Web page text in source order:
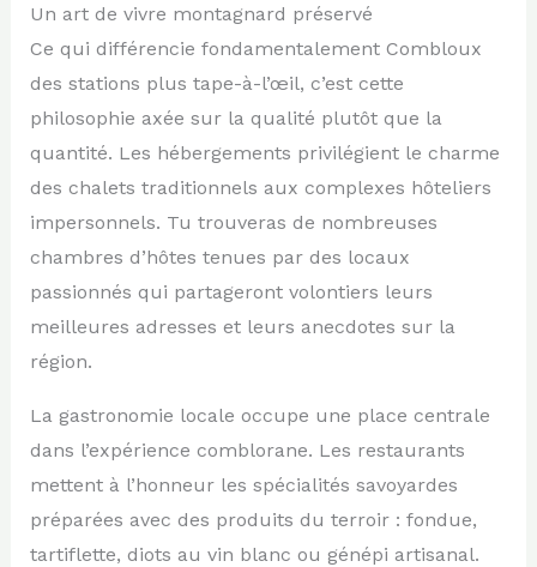
Un art de vivre montagnard préservé
Ce qui différencie fondamentalement Combloux
des stations plus tape-à-l’œil, c’est cette
philosophie axée sur la qualité plutôt que la
quantité. Les hébergements privilégient le charme
des chalets traditionnels aux complexes hôteliers
impersonnels. Tu trouveras de nombreuses
chambres d’hôtes tenues par des locaux
passionnés qui partageront volontiers leurs
meilleures adresses et leurs anecdotes sur la
région.
La gastronomie locale occupe une place centrale
dans l’expérience comblorane. Les restaurants
mettent à l’honneur les spécialités savoyardes
préparées avec des produits du terroir : fondue,
tartiflette, diots au vin blanc ou génépi artisanal.